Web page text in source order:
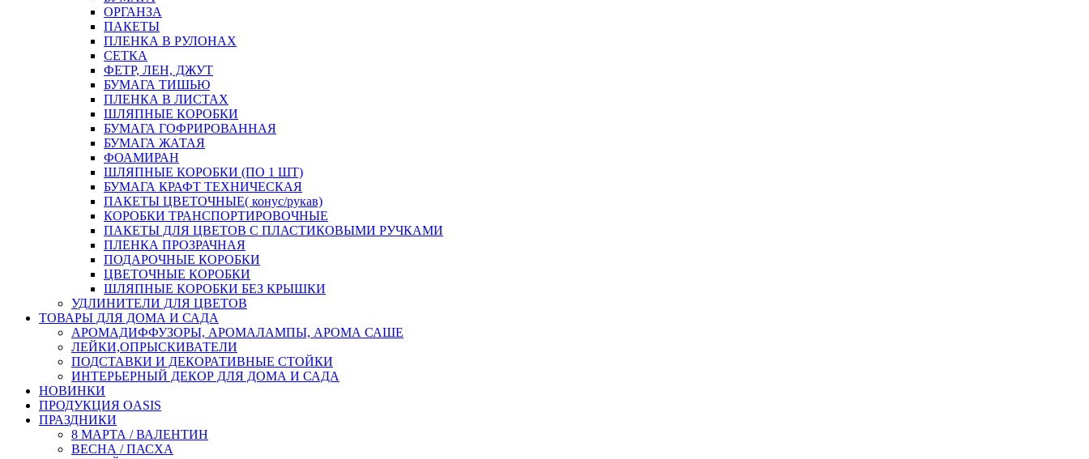
ОРГАНЗА
ПАКЕТЫ
ПЛЕНКА В РУЛОНАХ
СЕТКА
ФЕТР, ЛЕН, ДЖУТ
БУМАГА ТИШЬЮ
ПЛЕНКА В ЛИСТАХ
ШЛЯПНЫЕ КОРОБКИ
БУМАГА ГОФРИРОВАННАЯ
БУМАГА ЖАТАЯ
ФОАМИРАН
ШЛЯПНЫЕ КОРОБКИ (ПО 1 ШТ)
БУМАГА КРАФТ ТЕХНИЧЕСКАЯ
ПАКЕТЫ ЦВЕТОЧНЫЕ( конус/рукав)
КОРОБКИ ТРАНСПОРТИРОВОЧНЫЕ
ПАКЕТЫ ДЛЯ ЦВЕТОВ С ПЛАСТИКОВЫМИ РУЧКАМИ
ПЛЕНКА ПРОЗРАЧНАЯ
ПОДАРОЧНЫЕ КОРОБКИ
ЦВЕТОЧНЫЕ КОРОБКИ
ШЛЯПНЫЕ КОРОБКИ БЕЗ КРЫШКИ
УДЛИНИТЕЛИ ДЛЯ ЦВЕТОВ
ТОВАРЫ ДЛЯ ДОМА И САДА
АРОМАДИФФУЗОРЫ, АРОМАЛАМПЫ, АРОМА САШЕ
ЛЕЙКИ,ОПРЫСКИВАТЕЛИ
ПОДСТАВКИ И ДЕКОРАТИВНЫЕ СТОЙКИ
ИНТЕРЬЕРНЫЙ ДЕКОР ДЛЯ ДОМА И САДА
НОВИНКИ
ПРОДУКЦИЯ OASIS
ПРАЗДНИКИ
8 МАРТА / ВАЛЕНТИН
ВЕСНА / ПАСХА